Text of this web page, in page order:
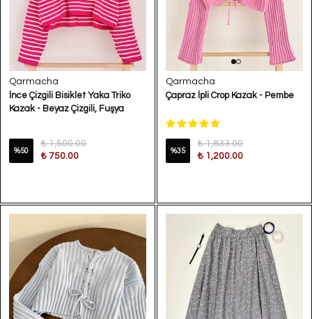
Qarmacha
İnce Çizgili Bisiklet Yaka Triko
Kazak - Beyaz Çizgili, Fuşya
%50
₺ 1,500.00
₺ 750.00
Qarmacha
Çapraz İpli Crop Kazak - Pembe
%35
₺ 1,833.00
₺ 1,200.00